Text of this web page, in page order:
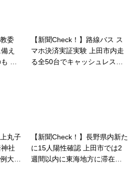
委
え
授
【新聞Check！】路線バス ス
マホ決済実証実験 上田市内走
る全50台でキャッシュレス化
丸子
社
大
【新聞Check！】長野県内新た
に15人陽性確認 上田市では2
週間以内に東海地方に滞在歴